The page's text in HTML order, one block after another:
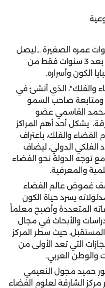
عمره الصغيرة ...ليصل
إلى عالمية الفضاء والفلك بعد 3 سنوات فقط من
الكون وأسراره.
والفلك"، الذي أنشئ في
ومتابعة صاحب السمو
محمد القاسمي عضو
يشكل أحد أهم المراكز
والفلك، باعتراف
الفلكي الدولي، ليضاف
مع توجه الدولة نحو الفضاء
والمعرفية.
غموض عالم الفضاء
يسرد حياة الكون
المتعددة وأصبح معلماً
والأبحاث في مجال
حيث سطر المركز
التي تعد الأولى من
والوطن العربي.
حميد مجول النعيمي
الشارقة لعلوم الفضاء